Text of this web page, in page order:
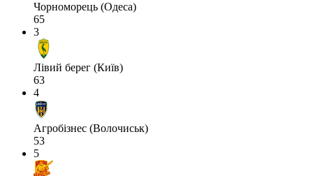
Чорноморець (Одеса)
65
3
Лівий берег (Київ)
63
4
Агробізнес (Волочиськ)
53
5